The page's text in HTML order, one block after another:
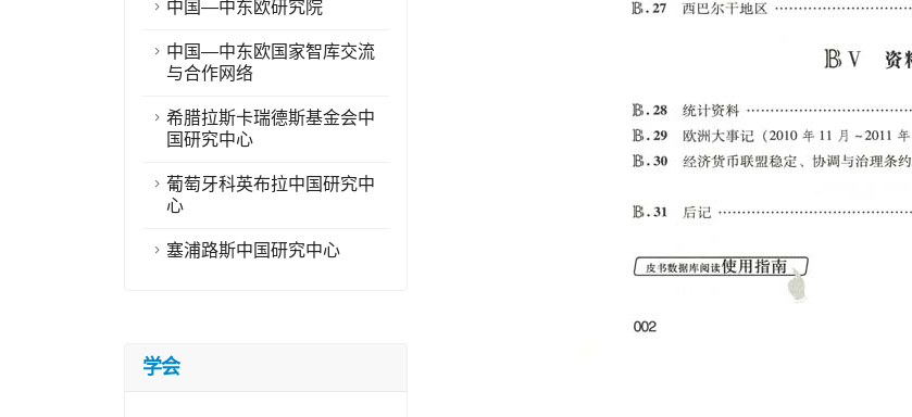
中国—中东欧研究院
中国—中东欧国家智库交流
与合作网络
希腊拉斯卡瑞德斯基金会中
国研究中心
葡萄牙科英布拉中国研究中
心
塞浦路斯中国研究中心
学会